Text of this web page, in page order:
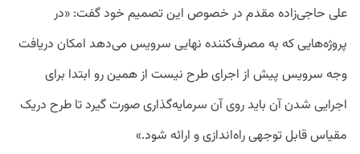
علی حاجی‌زاده مقدم در خصوص این تصمیم خود گفت: «در
پروژه‌هایی که به مصرف‌کننده نهایی سرویس می‌دهد امکان دریافت
وجه سرویس پیش از اجرای طرح نیست از همین رو ابتدا برای
اجرایی شدن آن باید روی آن سرمایه‌گذاری صورت گیرد تا طرح دریک
مقیاس قابل توجهی راه‌اندازی و ارائه شود.»